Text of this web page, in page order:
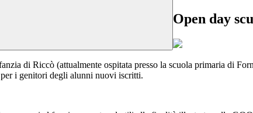
Open day
di Riccò (attualmente ospitata presso la scuola primaria di
i genitori degli alunni nuovi iscritti.